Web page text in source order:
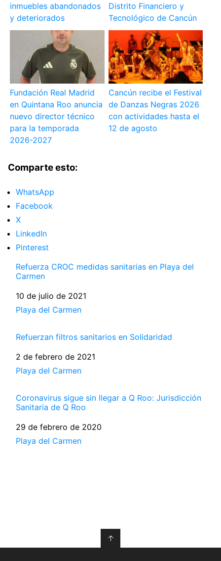
inmuebles abandonados
y deteriorados
Distrito Financiero y
Tecnológico de Cancún
Fundación Real Madrid
en Quintana Roo anuncia
nuevo director técnico
para la temporada
2026-2027
Cancún recibe el Festival
de Danzas Negras 2026
con actividades hasta el
12 de agosto
Comparte esto:
WhatsApp
Facebook
X
LinkedIn
Pinterest
Refuerza CROC medidas sanitarias en Playa del
Carmen
Fecha
10 de julio de 2021
Respecto a
Playa del Carmen
Refuerzan filtros sanitarios en Solidaridad
Fecha
2 de febrero de 2021
Respecto a
Playa del Carmen
Coronavirus sigue sin llegar a Q Roo: Jurisdicción
Sanitaria de Q Roo
Fecha
29 de febrero de 2020
Respecto a
Playa del Carmen
↑